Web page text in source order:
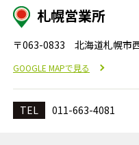
札幌営業所
〒063-0833 北海道札幌市
GOOGLE MAPで見る
TEL 011-663-4081